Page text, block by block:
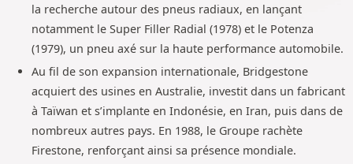
la recherche autour des pneus radiaux, en lançant
notamment le Super Filler Radial (1978) et le Potenza
(1979), un pneu axé sur la haute performance automobile.
Au fil de son expansion internationale, Bridgestone
acquiert des usines en Australie, investit dans un fabricant
à Taïwan et s’implante en Indonésie, en Iran, puis dans de
nombreux autres pays. En 1988, le Groupe rachète
Firestone, renforçant ainsi sa présence mondiale.